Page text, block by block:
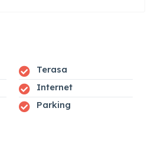
Terasa
Internet
Parking